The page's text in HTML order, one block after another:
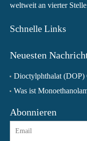
weltweit an vierter
Schnelle Links
Neuesten
Dioctylphthalat
Was ist
Abonnieren